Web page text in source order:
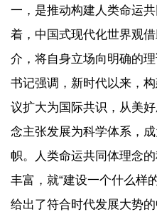
一，是推动构建人类命运
着，中国式现代化世界观
介，将自身立场向明确的
书记强调，新时代以来，
议扩大为国际共识，从美
念主张发展为科学体系，
帜。人类命运共同体理念
丰富，就“建设一个什么样
给出了符合时代发展大势